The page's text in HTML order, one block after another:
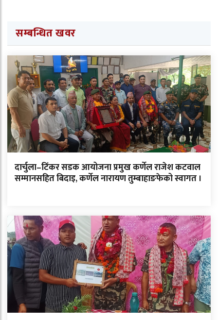
सम्बन्धित खवर
दार्चुला–टिंकर सडक आयोजना प्रमुख कर्णेल राजेश कटवाल
सम्मानसहित बिदाइ, कर्णेल नारायण तुम्बाहाङफेको स्वागत ।